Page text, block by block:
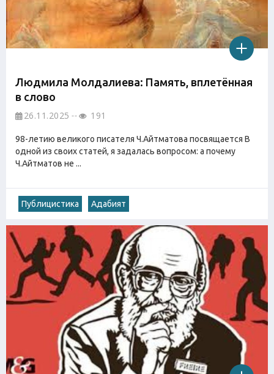
Людмила Молдалиева: Память, вплетённая
в слово
26.11.2025 191
98-летию великого писателя Ч.Айтматова посвящается В
одной из своих статей, я задалась вопросом: а почему
Ч.Айтматов не ...
Публицистика Адабият